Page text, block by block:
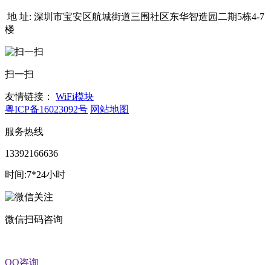
地 址: 深圳市宝安区航城街道三围社区东华智造园二期5栋4-7
楼
扫一扫
友情链接：
WiFi模块
粤ICP备16023092号 网站地图
服务热线
13392166636
时间:7*24小时
微信扫码咨询
QQ咨询